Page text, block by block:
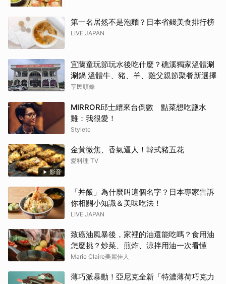
第一名居然不是泡麵？日本省錢美食排行榜
LIVE JAPAN
宜蘭童玩節玩水後吃什麼？礁溪獨家溫體涮
涮鍋 溫體牛、豬、羊、雞父親節聚餐新選擇
享民頭條
MIRROR邱士縉來台倒數 點菜想吃鹽水
雞：我很愛！
Styletc
影音
金黃微焦、香氣逼人！韓式豬五花
愛料理 TV
「丼飯」為什麼叫這個名字？日本專家告訴
你相關小知識＆美味吃法！
LIVE JAPAN
致癌油風暴後，家裡的油還能吃嗎？食用油
怎麼挑？炒菜、煎炸、涼拌用油一次看懂
Marie Claire美麗佳人
薄巧派暴動！亞尼克全新「特濃薄荷巧克力